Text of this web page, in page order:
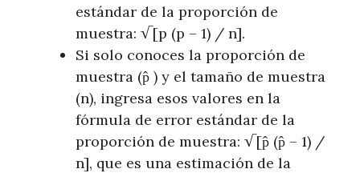
estándar de la proporción de
muestra: √[p (p – 1) / n].
Si solo conoces la proporción de
muestra (p̂ ) y el tamaño de muestra
(n), ingresa esos valores en la
fórmula de error estándar de la
proporción de muestra: √[p̂ (p̂ – 1) /
n], que es una estimación de la